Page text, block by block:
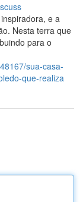
e a
Nesta terra que
para o
sua-casa-
que-realiza